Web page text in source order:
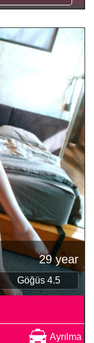
29 year
Göğüs 4.5
Ayrılma